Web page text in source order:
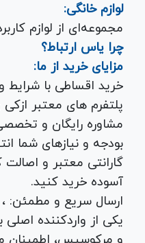
لوازم خانگی:
مجموعه‌ای از لوازم
چرا یاس ارتباط؟
مزایای خرید از ما:
خرید اقساطی با شرایط
پلتفرم های معتبر
مشاوره رایگان و
بودجه و نیازهای شما
گارانتی معتبر و
آسوده خرید کنید.
یکی از واردکننده